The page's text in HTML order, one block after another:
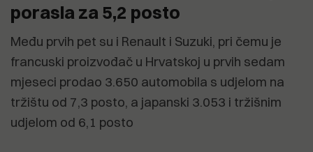
porasla za 5,2 posto
Među prvih pet su i Renault i Suzuki, pri čemu je
francuski proizvođač u Hrvatskoj u prvih sedam
mjeseci prodao 3.650 automobila s udjelom na
tržištu od 7,3 posto, a japanski 3.053 i tržišnim
udjelom od 6,1 posto